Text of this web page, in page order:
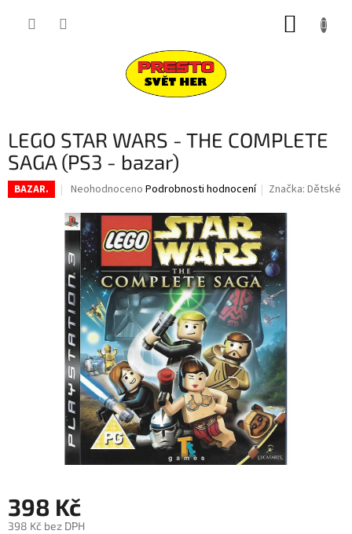
LEGO STAR WARS - THE COMPLETE
SAGA (PS3 - bazar)
BAZAR.
Průměrné
produktu
je
0,0
z
5
hvězdiček.
Neohodnoceno Podrobnosti hodnocení Značka:Dětské
398 Kč
398 Kč bez DPH